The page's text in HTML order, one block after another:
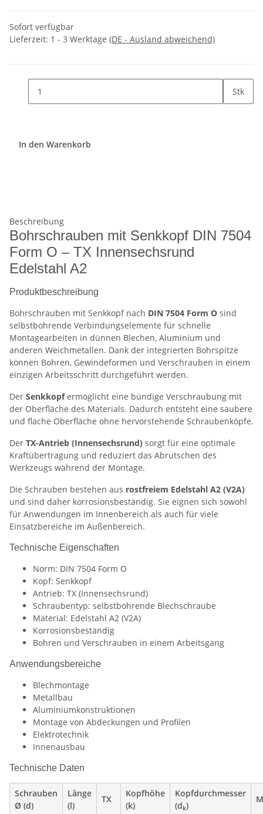
Sofort verfügbar
Lieferzeit: 1 - 3 Werktage (DE - Ausland abweichend)
Stk
In den Warenkorb
Beschreibung
Bohrschrauben mit Senkkopf DIN 7504
Form O – TX Innensechsrund
Edelstahl A2
Produktbeschreibung
Bohrschrauben mit Senkkopf nach DIN 7504 Form O sind
selbstbohrende Verbindungselemente für schnelle
Montagearbeiten in dünnen Blechen, Aluminium und
anderen Weichmetallen. Dank der integrierten Bohrspitze
können Bohren, Gewindeformen und Verschrauben in einem
einzigen Arbeitsschritt durchgeführt werden.
Der Senkkopfermöglicht eine bündige Verschraubung mit
der Oberfläche des Materials. Dadurch entsteht eine saubere
und flache Oberfläche ohne hervorstehende Schraubenköpfe.
Der TX-Antrieb (Innensechsrund) sorgt für eine optimale
Kraftübertragung und reduziert das Abrutschen des
Werkzeugs während der Montage.
Die Schrauben bestehen aus rostfreiem Edelstahl A2 (V2A)
und sind daher korrosionsbeständig. Sie eignen sich sowohl
für Anwendungen im Innenbereich als auch für viele
Einsatzbereiche im Außenbereich.
Technische Eigenschaften
Norm: DIN 7504 Form O
Kopf: Senkkopf
Antrieb: TX (Innensechsrund)
Schraubentyp: selbstbohrende Blechschraube
Material: Edelstahl A2 (V2A)
Korrosionsbeständig
Bohren und Verschrauben in einem Arbeitsgang
Anwendungsbereiche
Blechmontage
Metallbau
Aluminiumkonstruktionen
Montage von Abdeckungen und Profilen
Elektrotechnik
Innenausbau
Technische Daten
Schrauben
Ø (d)
Länge
(l)
TX
Kopfhöhe
(k)
Kopfdurchmesser
(dk)